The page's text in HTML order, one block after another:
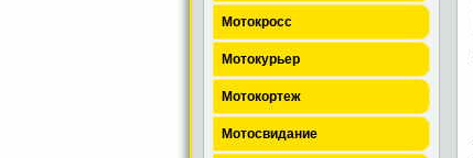
Мотокросс
Мотокурьер
Мотокортеж
Мотосвидание